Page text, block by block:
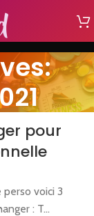
pour
voici 3
: T...